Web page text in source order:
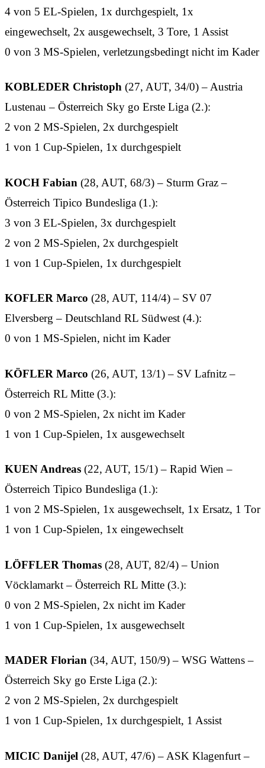
4 von 5 EL-Spielen, 1x durchgespielt, 1x
eingewechselt, 2x ausgewechselt, 3 Tore, 1 Assist
0 von 3 MS-Spielen, verletzungsbedingt nicht im Kader
KOBLEDER Christoph (27, AUT, 34/0) – Austria
Lustenau – Österreich Sky go Erste Liga (2.):
2 von 2 MS-Spielen, 2x durchgespielt
1 von 1 Cup-Spielen, 1x durchgespielt
KOCH Fabian (28, AUT, 68/3) – Sturm Graz –
Österreich Tipico Bundesliga (1.):
3 von 3 EL-Spielen, 3x durchgespielt
2 von 2 MS-Spielen, 2x durchgespielt
1 von 1 Cup-Spielen, 1x durchgespielt
KOFLER Marco (28, AUT, 114/4) – SV 07
Elversberg – Deutschland RL Südwest (4.):
0 von 1 MS-Spielen, nicht im Kader
KÖFLER Marco (26, AUT, 13/1) – SV Lafnitz –
Österreich RL Mitte (3.):
0 von 2 MS-Spielen, 2x nicht im Kader
1 von 1 Cup-Spielen, 1x ausgewechselt
KUEN Andreas (22, AUT, 15/1) – Rapid Wien –
Österreich Tipico Bundesliga (1.):
1 von 2 MS-Spielen, 1x ausgewechselt, 1x Ersatz, 1 Tor
1 von 1 Cup-Spielen, 1x eingewechselt
LÖFFLER Thomas (28, AUT, 82/4) – Union
Vöcklamarkt – Österreich RL Mitte (3.):
0 von 2 MS-Spielen, 2x nicht im Kader
1 von 1 Cup-Spielen, 1x ausgewechselt
MADER Florian (34, AUT, 150/9) – WSG Wattens –
Österreich Sky go Erste Liga (2.):
2 von 2 MS-Spielen, 2x durchgespielt
1 von 1 Cup-Spielen, 1x durchgespielt, 1 Assist
MICIC Danijel (28, AUT, 47/6) – ASK Klagenfurt –